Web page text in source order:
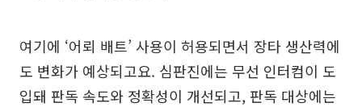
여기에 ‘어뢰 배트’ 사용이 허용되면서 장타 생산력에
도 변화가 예상되고요. 심판진에는 무선 인터컴이 도
입돼 판독 속도와 정확성이 개선되고, 판독 대상에는